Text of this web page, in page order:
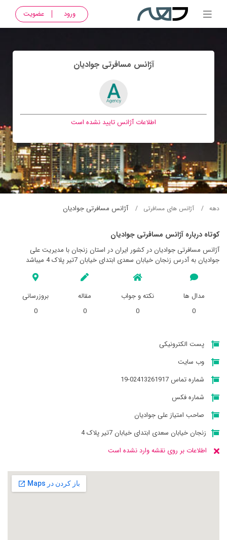
ورود عضویت
آژانس مسافرتی جواديان
اطلاعات آژانس تایید نشده است
دهه آژانس های مسافرتی آژانس مسافرتی جواديان
کوتاه درباره آژانس مسافرتی جواديان
آژانس مسافرتی جواديان در کشور ایران در استان زنجان با مدیریت علی
جوادیان به آدرس زنجان خیابان سعدی ابتدای خیابان 7تیر پلاک 4 میباشد
مدال ها
0
نکته و جواب
0
مقاله
0
بروزرسانی
0
پست الکترونیکی
وب سایت
شماره تماس 02413261917-19
شماره فکس
صاحب امتیاز علی جوادیان
زنجان خیابان سعدی ابتدای خیابان 7تیر پلاک 4
اطلاعات بر روی نقشه وارد نشده است